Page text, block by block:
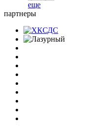
еще
партнеры